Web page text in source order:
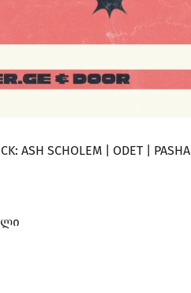
ASH SCHOLEM | ODET | PASHA